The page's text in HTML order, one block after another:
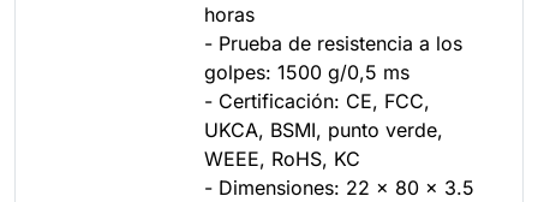
horas
- Prueba de resistencia a los
golpes: 1500 g/0,5 ms
- Certificación: CE, FCC,
UKCA, BSMI, punto verde,
WEEE, RoHS, KC
- Dimensiones: 22 x 80 x 3.5